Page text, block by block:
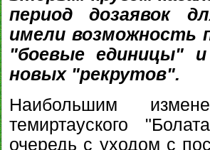
период дозаявок
имели возможность
"боевые единицы" и
новых "рекрутов".
Наибольшим
темиртауского
очередь с уходом с